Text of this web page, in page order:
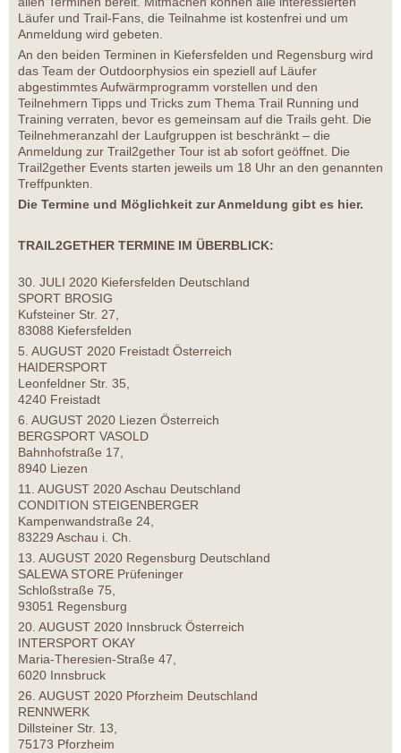
Läufer und Trail-Fans, die Teilnahme ist kostenfrei und um
Anmeldung wird gebeten.
An den beiden Terminen in Kiefersfelden und Regensburg wird
das Team der Outdoorphysios ein speziell auf Läufer
abgestimmtes Aufwärmprogramm vorstellen und den
Teilnehmern Tipps und Tricks zum Thema Trail Running und
Training verraten, bevor es gemeinsam auf die Trails geht. Die
Teilnehmeranzahl der Laufgruppen ist beschränkt – die
Anmeldung zur Trail2gether Tour ist ab sofort geöffnet. Die
Trail2gether Events starten jeweils um 18 Uhr an den genannten
Treffpunkten.
Die Termine und Möglichkeit zur Anmeldung gibt es hier.
TRAIL2GETHER TERMINE IM ÜBERBLICK:
30. JULI 2020 Kiefersfelden Deutschland
SPORT BROSIG
Kufsteiner Str. 27,
83088 Kiefersfelden
5. AUGUST 2020 Freistadt Österreich
HAIDERSPORT
Leonfeldner Str. 35,
4240 Freistadt
6. AUGUST 2020 Liezen Österreich
BERGSPORT VASOLD
Bahnhofstraße 17,
8940 Liezen
11. AUGUST 2020 Aschau Deutschland
CONDITION STEIGENBERGER
Kampenwandstraße 24,
83229 Aschau i. Ch.
13. AUGUST 2020 Regensburg Deutschland
SALEWA STORE Prüfeninger
Schloßstraße 75,
93051 Regensburg
20. AUGUST 2020 Innsbruck Österreich
INTERSPORT OKAY
Maria-Theresien-Straße 47,
6020 Innsbruck
26. AUGUST 2020 Pforzheim Deutschland
RENNWERK
Dillsteiner Str. 13,
75173 Pforzheim